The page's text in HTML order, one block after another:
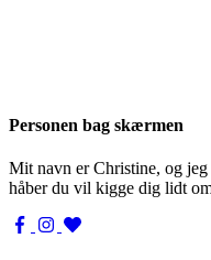
Personen bag skærmen
Mit navn er Christine, og
håber du vil kigge dig lidt